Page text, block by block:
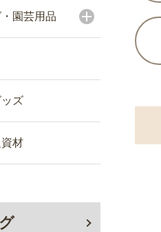
園芸用品
ズ
材